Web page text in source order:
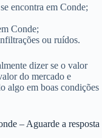
encontra em Conde;
Conde;
ou ruídos.
dizer se o valor
do mercado e
algo em boas condições
– Aguarde a resposta